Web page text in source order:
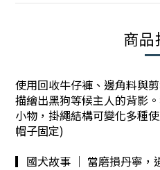
商品
使用回收牛仔褲、邊角料與
描繪出黑狗等候主人的背影
小物，掛繩結構可變化多種
帽子固定)
▎國犬故事 ｜ 當磨損丹寧，